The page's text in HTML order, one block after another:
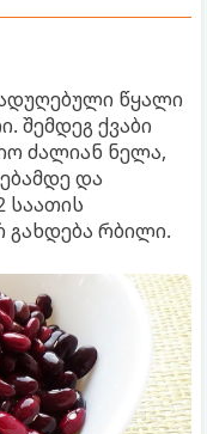
წყალი
შემდეგ ქვაბი
ძალიან ნელა,
და
საათის
გახდება რბილი.